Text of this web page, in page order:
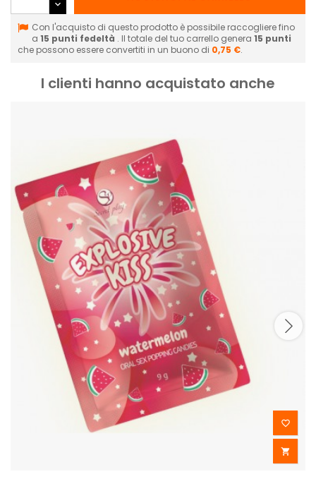
Con l'acquisto di questo prodotto è possibile raccogliere fino
a 15 punti fedeltà . Il totale del tuo carrello genera 15 punti
che possono essere convertiti in un buono di 0,75 €.
I clienti hanno acquistato anche

